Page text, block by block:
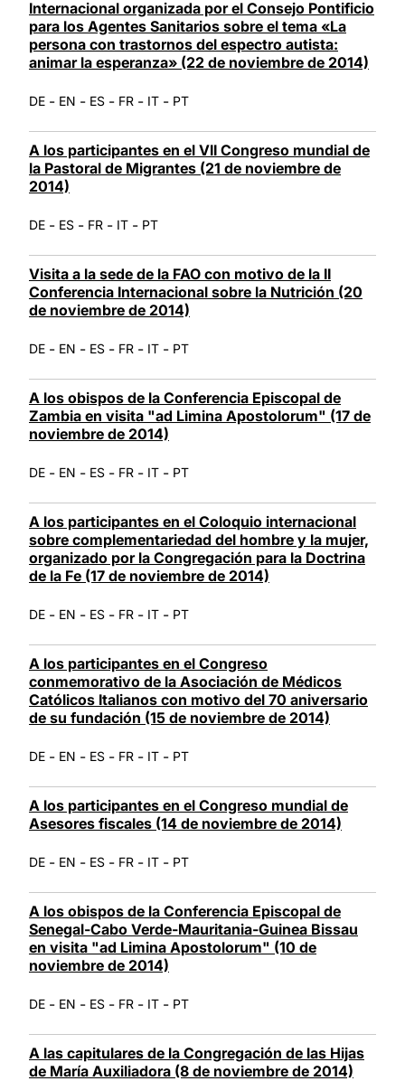
Internacional organizada por el Consejo Pontificio
para los Agentes Sanitarios sobre el tema «La
persona con trastornos del espectro autista:
animar la esperanza» (22 de noviembre de 2014)
DE - EN - ES - FR - IT - PT
A los participantes en el VII Congreso mundial de
la Pastoral de Migrantes (21 de noviembre de
2014)
DE - ES - FR - IT - PT
Visita a la sede de la FAO con motivo de la II
Conferencia Internacional sobre la Nutrición (20
de noviembre de 2014)
DE - EN - ES - FR - IT - PT
A los obispos de la Conferencia Episcopal de
Zambia en visita "ad Limina Apostolorum" (17 de
noviembre de 2014)
DE - EN - ES - FR - IT - PT
A los participantes en el Coloquio internacional
sobre complementariedad del hombre y la mujer,
organizado por la Congregación para la Doctrina
de la Fe (17 de noviembre de 2014)
DE - EN - ES - FR - IT - PT
A los participantes en el Congreso
conmemorativo de la Asociación de Médicos
Católicos Italianos con motivo del 70 aniversario
de su fundación (15 de noviembre de 2014)
DE - EN - ES - FR - IT - PT
A los participantes en el Congreso mundial de
Asesores fiscales (14 de noviembre de 2014)
DE - EN - ES - FR - IT - PT
A los obispos de la Conferencia Episcopal de
Senegal-Cabo Verde-Mauritania-Guinea Bissau
en visita "ad Limina Apostolorum" (10 de
noviembre de 2014)
DE - EN - ES - FR - IT - PT
A las capitulares de la Congregación de las Hijas
de María Auxiliadora (8 de noviembre de 2014)